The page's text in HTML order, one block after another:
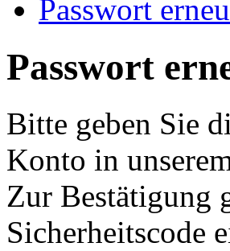
Passwort
Passwort
Bitte geben Sie
Konto in
Zur Bestätigung
Sicherheitscode